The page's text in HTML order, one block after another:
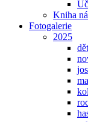
Kniha
Fotogalerie
2025